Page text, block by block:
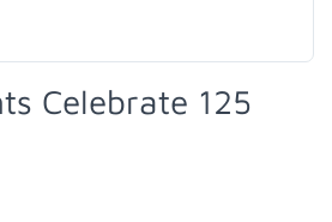
Celebrate 125